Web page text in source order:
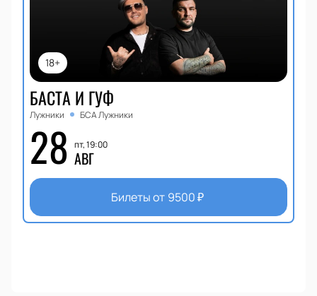
18+
БАСТА И ГУФ
Лужники БСА Лужники
28 пт, 19:00
АВГ
Билеты от 9500₽